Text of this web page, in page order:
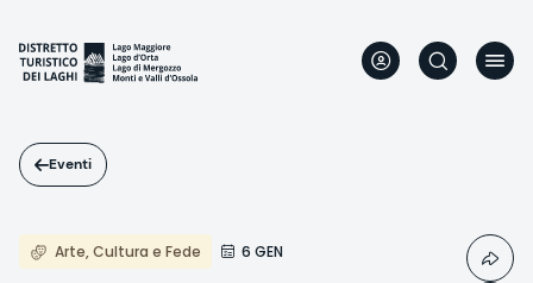
contenuto
principale
Eventi
Arte, Cultura e Fede 6 GEN